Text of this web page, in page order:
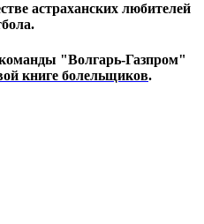
астраханских любителей
"Волгарь-Газпром"
книге болельщиков.